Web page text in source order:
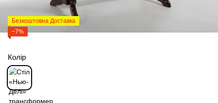
Безкоштовна Доставка
−7%
Колір